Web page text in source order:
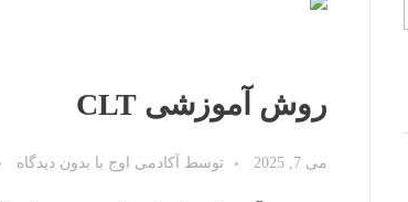
روش آموزشی CLT
می 7, 2025 توسط آکادمی اوج با بدون دیدگاه